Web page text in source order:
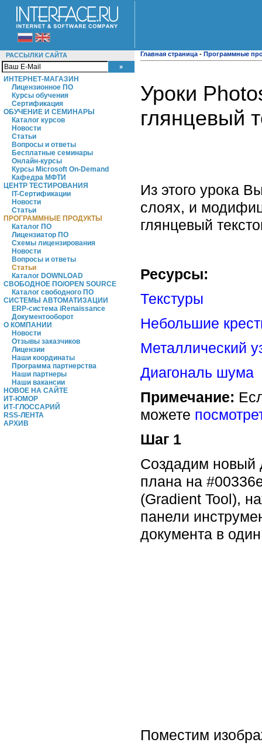
РАССЫЛКИ САЙТА
ИНТЕРНЕТ-МАГАЗИН
Лицензионное ПО
Курсы обучения
Сертификация
ОБУЧЕНИЕ И СЕМИНАРЫ
Каталог курсов
Новости
Статьи
Вопросы и ответы
Бесплатные семинары
Онлайн-курсы
Курсы Microsoft On-Demand
Кафедра МФТИ
ЦЕНТР ТЕСТИРОВАНИЯ
IT-Сертификации
Новости
Статьи
ПРОГРАММНЫЕ ПРОДУКТЫ
Каталог ПО
Лицензиатор ПО
Схемы лицензирования
Новости
Вопросы и ответы
Статьи
Каталог DOWNLOAD
СВОБОДНОЕ ПО/OPEN SOURCE
Каталог свободного ПО
СИСТЕМЫ АВТОМАТИЗАЦИИ
ERP-система iRenaissance
Документооборот
О КОМПАНИИ
Новости
Отзывы заказчиков
Лицензии
Наши координаты
Программа партнерства
Наши партнеры
Наши вакансии
НОВОЕ НА САЙТЕ
ИТ-ЮМОР
ИТ-ГЛОССАРИЙ
RSS-ЛЕНТА
АРХИВ
Главная страница - Программные
Уроки
глянцевый
Из этого урока
слоях, и
глянцевый
Ресурсы:
Текстуры
Небольшие
Металлический
Диагональ шума
Примечание:
можете
Шаг 1
Создадим новый
плана на
(Gradient Tool),
панели
документа в
Поместим